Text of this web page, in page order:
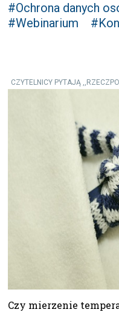
#Ochrona danych
#Webinarium
CZYTELNICY PYTAJĄ
Czy mierzenie